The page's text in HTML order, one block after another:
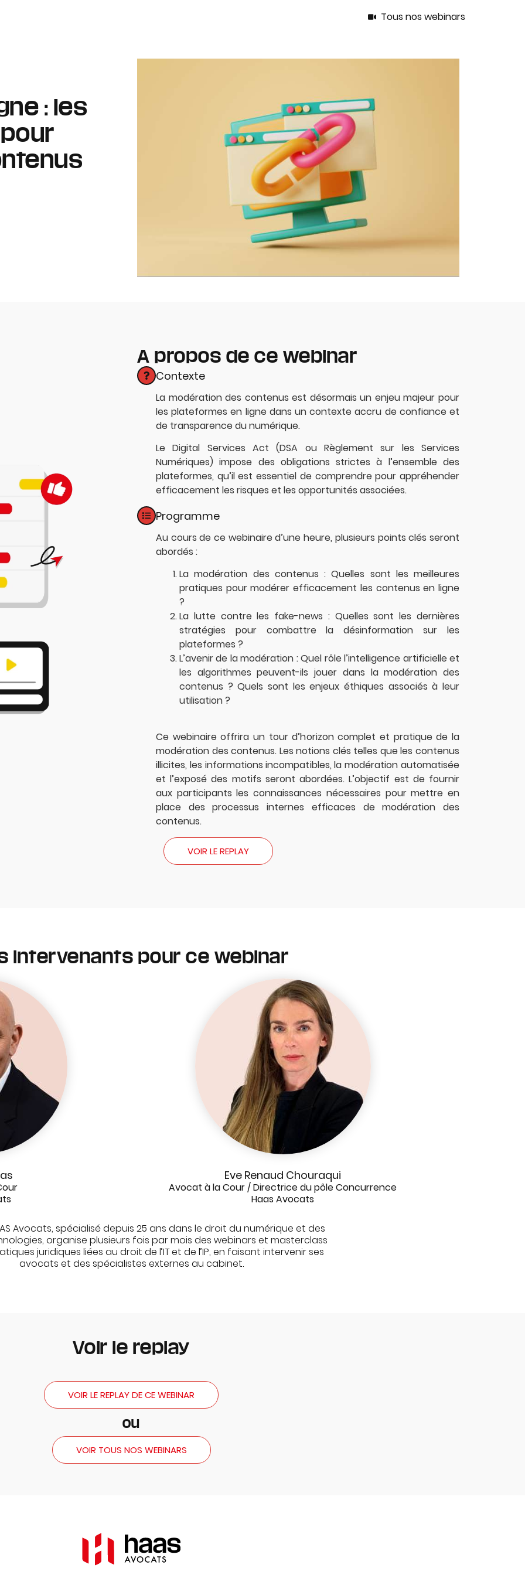
Tous nos webinars
: les
A propos de ce webinar
Contexte
La modération des contenus est désormais un enjeu majeur pour
les plateformes en ligne dans un contexte accru de confiance et
de transparence du numérique.
Le Digital Services Act (DSA ou Règlement sur les Services
Numériques) impose des obligations strictes à l’ensemble des
plateformes, qu’il est essentiel de comprendre pour appréhender
efficacement les risques et les opportunités associées.
Programme
Au cours de ce webinaire d’une heure, plusieurs points clés seront
abordés :
La modération des contenus : Quelles sont les meilleures
pratiques pour modérer efficacement les contenus en ligne
?
La lutte contre les fake-news : Quelles sont les dernières
stratégies pour combattre la désinformation sur les
plateformes ?
L’avenir de la modération : Quel rôle l’intelligence artificielle et
les algorithmes peuvent-ils jouer dans la modération des
contenus ? Quels sont les enjeux éthiques associés à leur
utilisation ?
Ce webinaire offrira un tour d’horizon complet et pratique de la
modération des contenus. Les notions clés telles que les contenus
illicites, les informations incompatibles, la modération automatisée
et l’exposé des motifs seront abordées. L’objectif est de fournir
aux participants les connaissances nécessaires pour mettre en
place des processus internes efficaces de modération des
contenus.
VOIR LE REPLAY
intervenants pour ce webinar
Eve Renaud Chouraqui
Avocat à la Cour / Directrice du pôle Concurrence
Haas Avocats
Avocats, spécialisé depuis 25 ans dans le droit du numérique et des
organise plusieurs fois par mois des webinars et masterclass
juridiques liées au droit de l’IT et de l’IP, en faisant intervenir ses
avocats et des spécialistes externes au cabinet.
Voir le replay
VOIR LE REPLAY DE CE WEBINAR
ou
VOIR TOUS NOS WEBINARS